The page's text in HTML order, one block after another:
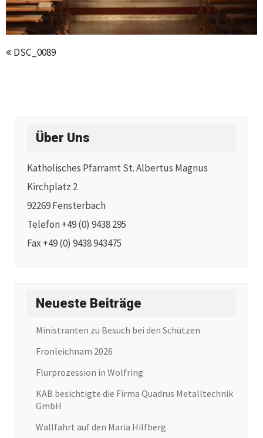
DSC_0089
Über Uns
Katholisches Pfarramt St. Albertus Magnus
Kirchplatz 2
92269 Fensterbach
Telefon +49 (0) 9438 295
Fax +49 (0) 9438 943475
Neueste Beiträge
Ministranten zu Besuch bei den Schützen
Fronleichnam 2026
Flurprozession in Wolfring
KAB besichtigte die Firma Quadrus Metalltechnik
GmbH
Wallfahrt auf den Maria Hilfberg